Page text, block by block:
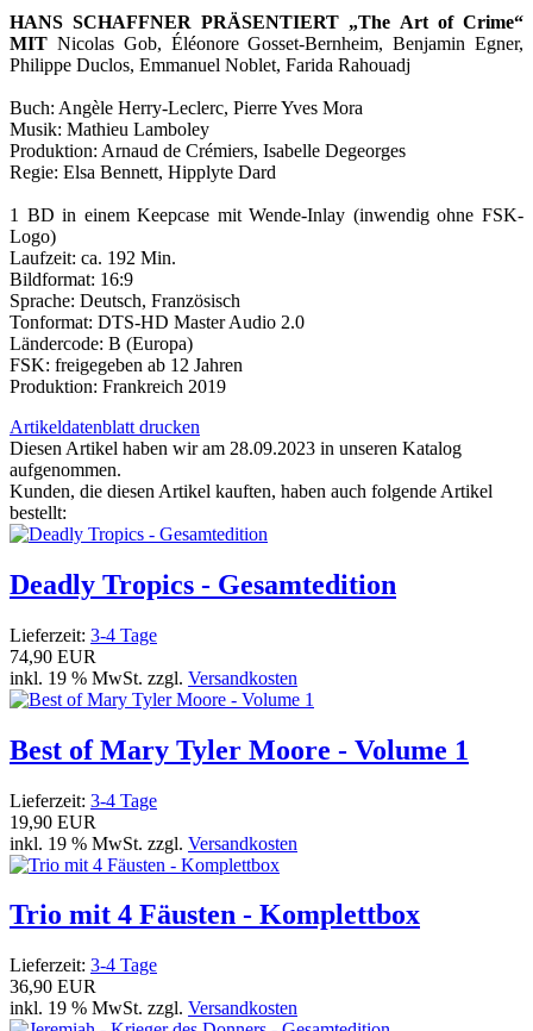
HANS SCHAFFNER PRÄSENTIERT „The Art of Crime“
MIT Nicolas Gob, Éléonore Gosset-Bernheim, Benjamin Egner,
Philippe Duclos, Emmanuel Noblet, Farida Rahouadj
Buch: Angèle Herry-Leclerc, Pierre Yves Mora
Musik: Mathieu Lamboley
Produktion: Arnaud de Crémiers, Isabelle Degeorges
Regie: Elsa Bennett, Hipplyte Dard
1 BD in einem Keepcase mit Wende-Inlay (inwendig ohne FSK-
Logo)
Laufzeit: ca. 192 Min.
Bildformat: 16:9
Sprache: Deutsch, Französisch
Tonformat: DTS-HD Master Audio 2.0
Ländercode: B (Europa)
FSK: freigegeben ab 12 Jahren
Produktion: Frankreich 2019
Artikeldatenblatt drucken
Diesen Artikel haben wir am 28.09.2023 in unseren Katalog
aufgenommen.
Kunden, die diesen Artikel kauften, haben auch folgende Artikel
bestellt:
Deadly Tropics - Gesamtedition
Lieferzeit: 3-4 Tage
74,90 EUR
inkl. 19 % MwSt. zzgl. Versandkosten
Best of Mary Tyler Moore - Volume 1
Lieferzeit: 3-4 Tage
19,90 EUR
inkl. 19 % MwSt. zzgl. Versandkosten
Trio mit 4 Fäusten - Komplettbox
Lieferzeit: 3-4 Tage
36,90 EUR
inkl. 19 % MwSt. zzgl. Versandkosten